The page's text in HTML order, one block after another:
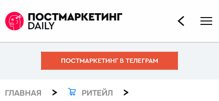
ГЛАВНАЯ > РИТЕЙЛ >